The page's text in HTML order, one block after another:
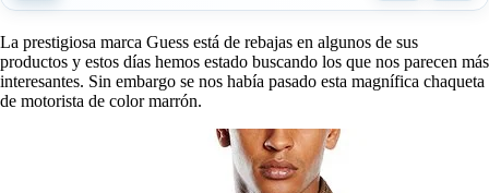
La prestigiosa marca Guess está de rebajas en algunos de sus
productos y estos días hemos estado buscando los que nos parecen más
interesantes. Sin embargo se nos había pasado esta magnífica chaqueta
de motorista de color marrón.